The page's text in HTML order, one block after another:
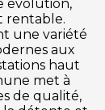
évolution,
rentable.
une variété
aux
haut
met à
de qualité,